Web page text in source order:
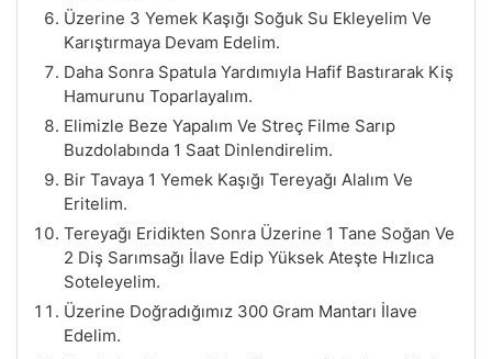
Üzerine 3 Yemek Kaşığı Soğuk Su Ekleyelim Ve
Karıştırmaya Devam Edelim.
Daha Sonra Spatula Yardımıyla Hafif Bastırarak Kiş
Hamurunu Toparlayalım.
Elimizle Beze Yapalım Ve Streç Filme Sarıp
Buzdolabında 1 Saat Dinlendirelim.
Bir Tavaya 1 Yemek Kaşığı Tereyağı Alalım Ve
Eritelim.
Tereyağı Eridikten Sonra Üzerine 1 Tane Soğan Ve
2 Diş Sarımsağı İlave Edip Yüksek Ateşte Hızlıca
Soteleyelim.
Üzerine Doğradığımız 300 Gram Mantarı İlave
Edelim.